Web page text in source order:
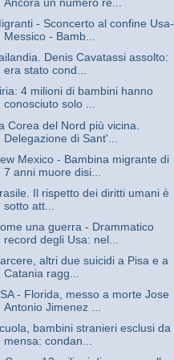
Ancora un numero re...
- Sconcerto al confine Usa-
Messico - Bamb...
Denis Cavatassi assolto:
era stato cond...
4 milioni di bambini hanno
conosciuto solo ...
Corea del Nord più vicina.
Delegazione di Sant'...
Mexico - Bambina migrante di
7 anni muore disi...
Il rispetto dei diritti umani è
sotto att...
una guerra - Drammatico
record degli Usa: nel...
altri due suicidi a Pisa e a
Catania ragg...
- Florida, messo a morte Jose
Antonio Jimenez ...
bambini stranieri esclusi da
mensa: condan...